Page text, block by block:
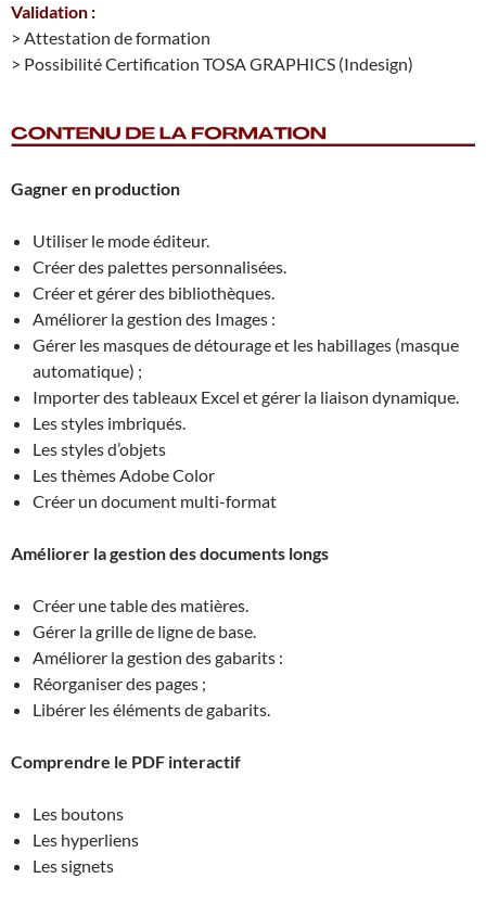
Validation :
> Attestation de formation
> Possibilité Certification TOSA GRAPHICS (Indesign)
Gagner en production
Utiliser le mode éditeur.
Créer des palettes personnalisées.
Créer et gérer des bibliothèques.
Améliorer la gestion des Images :
Gérer les masques de détourage et les habillages (masque
automatique) ;
Importer des tableaux Excel et gérer la liaison dynamique.
Les styles imbriqués.
Les styles d’objets
Les thèmes Adobe Color
Créer un document multi-format
Améliorer la gestion des documents longs
Créer une table des matières.
Gérer la grille de ligne de base.
Améliorer la gestion des gabarits :
Réorganiser des pages ;
Libérer les éléments de gabarits.
Comprendre le PDF interactif
Les boutons
Les hyperliens
Les signets